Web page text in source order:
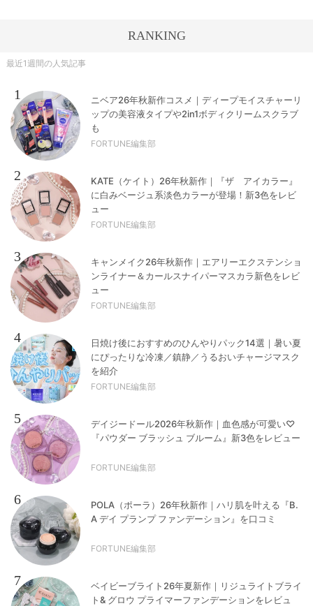
RANKING
最近1週間の人気記事
1
ニベア26年秋新作コスメ｜ディープモイスチャーリ
ップの美容液タイプや2in1ボディクリームスクラブ
も
FORTUNE編集部
2
KATE（ケイト）26年秋新作｜『ザ アイカラー』
に白みベージュ系淡色カラーが登場！新3色をレビ
ュー
FORTUNE編集部
3
キャンメイク26年秋新作｜エアリーエクステンショ
ンライナー＆カールスナイパーマスカラ新色をレビ
ュー
FORTUNE編集部
4
日焼け後におすすめのひんやりパック14選｜暑い夏
にぴったりな冷凍／鎮静／うるおいチャージマスク
を紹介
FORTUNE編集部
5
デイジードール2026年秋新作｜血色感が可愛い♡
『パウダー ブラッシュ ブルーム』新3色をレビュー
FORTUNE編集部
6
POLA（ポーラ）26年秋新作｜ハリ肌を叶える『B.
A デイ プランプ ファンデーション』を口コミ
FORTUNE編集部
7
ベイビーブライト26年夏新作｜リジュライトブライ
ト& グロウ プライマーファンデーションをレビュ